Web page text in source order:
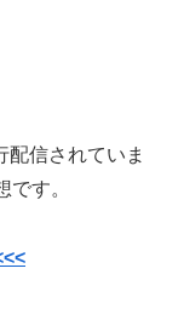
配信されていま
す。